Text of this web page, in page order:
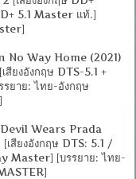
5.1 Master แท้.]
No Way Home (2021)
สียงอังกฤษ DTS-5.1 +
ยาย: ไทย-อังกฤษ
Wears Prada
เสียงอังกฤษ DTS: 5.1 /
Master] [บรรยาย: ไทย-